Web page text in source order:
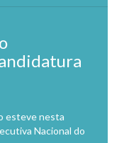
esteve nesta
Nacional do